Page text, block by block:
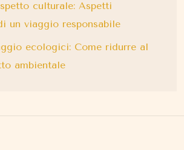
culturale: Aspetti
un viaggio responsabile
ecologici: Come ridurre al
ambientale